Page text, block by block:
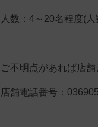
人数：4～20名程度(
ご不明点があれば店
店舗電話番号：